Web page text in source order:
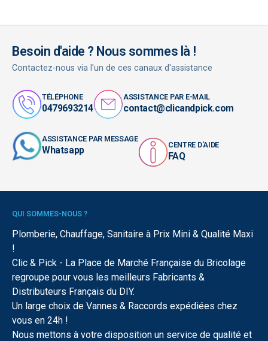
Besoin d'aide ? Nous sommes là !
Contactez-nous via l'un de ces canaux d'assistance
TÉLÉPHONE
0479693214
ASSISTANCE PAR E-MAIL
contact@clicandpick.com
ASSISTANCE PAR MESSAGE
Whatsapp CENTRE D'AIDE
FAQ
QUI SOMMES-NOUS ?
Plomberie, Chauffage, Sanitaire à Prix Mini & Qualité Maxi
!
Clic & Pick - La Place de Marché Française du Bricolage
regroupe pour vous les meilleurs Fabricants &
Distributeurs Français du DIY.
Un large choix de Vannes & Raccords expédiées chez
vous en 24h !
Nous mettons à votre disposition un service de qualité et